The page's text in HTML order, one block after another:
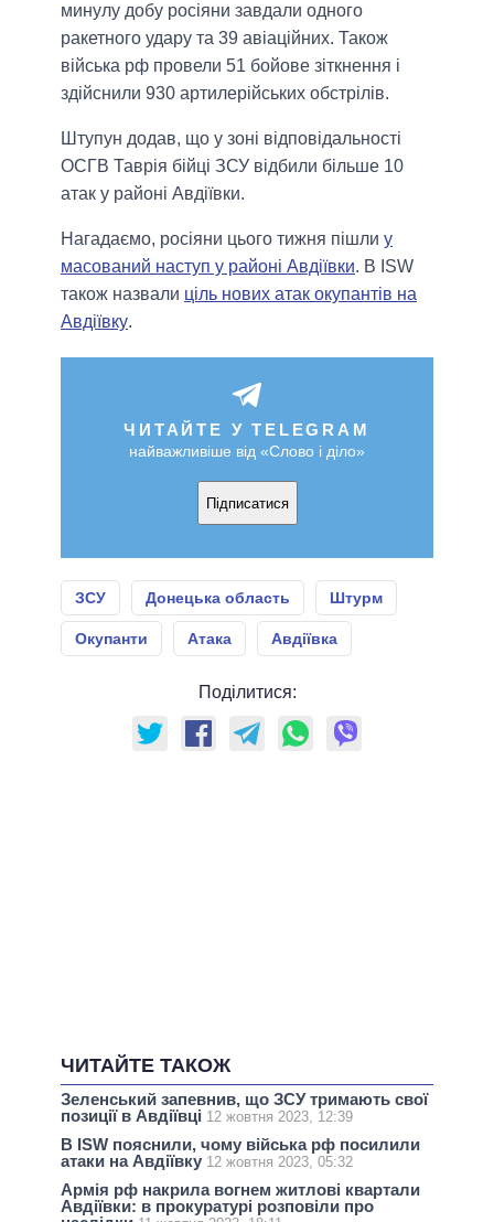
минулу добу росіяни завдали одного
ракетного удару та 39 авіаційних. Також
війська рф провели 51 бойове зіткнення і
здійснили 930 артилерійських обстрілів.
Штупун додав, що у зоні відповідальності
ОСГВ Таврія бійці ЗСУ відбили більше 10
атак у районі Авдіївки.
Нагадаємо, росіяни цього тижня пішли у
масований наступ у районі Авдіївки. В ISW
також назвали ціль нових атак окупантів на
Авдіївку.
ЧИТАЙТЕ У TELEGRAM
найважливіше від «Слово і діло»
Підписатися
ЗСУ Донецька область Штурм
Окупанти Атака Авдіївка
Поділитися:
ЧИТАЙТЕ ТАКОЖ
Зеленський запевнив, що ЗСУ тримають свої
позиції в Авдіївці 12 жовтня 2023, 12:39
В ISW пояснили, чому війська рф посилили
атаки на Авдіївку 12 жовтня 2023, 05:32
Армія рф накрила вогнем житлові квартали
Авдіївки: в прокуратурі розповіли про